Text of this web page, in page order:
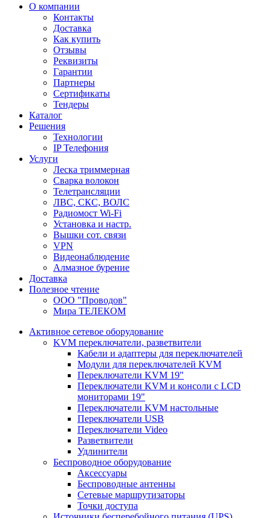
О компании
Контакты
Доставка
Как купить
Отзывы
Реквизиты
Гарантии
Партнеры
Сертификаты
Тендеры
Каталог
Решения
Технологии
IP Телефония
Услуги
Леска триммерная
Сварка волокон
Телетрансляции
ЛВС, СКС, ВОЛС
Радиомост Wi-Fi
Установка и настр.
Вышки сот. связи
VPN
Видеонаблюдение
Алмазное бурение
Доставка
Полезное чтение
ООО "Проводов"
Мира ТЕЛЕКОМ
Активное сетевое оборудование
KVM переключатели, разветвители
Кабели и адаптеры для переключателей
Модули для переключателей KVM
Переключатели KVM 19"
Переключатели KVM и консоли с LCD
мониторами 19"
Переключатели KVM настольные
Переключатели USB
Переключатели Video
Разветвители
Удлинители
Беспроводное оборудование
Аксессуары
Беспроводные антенны
Сетевые маршрутизаторы
Точки доступа